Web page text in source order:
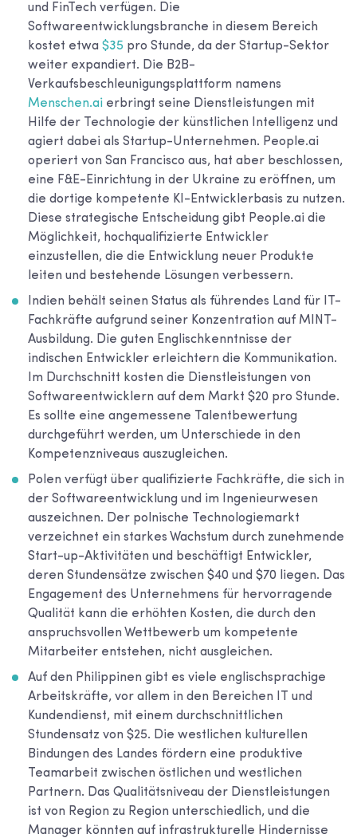
und FinTech verfügen. Die
Softwareentwicklungsbranche in diesem Bereich
kostet etwa $35 pro Stunde, da der Startup-Sektor
weiter expandiert. Die B2B-
Verkaufsbeschleunigungsplattform namens
Menschen.ai erbringt seine Dienstleistungen mit
Hilfe der Technologie der künstlichen Intelligenz und
agiert dabei als Startup-Unternehmen. People.ai
operiert von San Francisco aus, hat aber beschlossen,
eine F&E-Einrichtung in der Ukraine zu eröffnen, um
die dortige kompetente KI-Entwicklerbasis zu nutzen.
Diese strategische Entscheidung gibt People.ai die
Möglichkeit, hochqualifizierte Entwickler
einzustellen, die die Entwicklung neuer Produkte
leiten und bestehende Lösungen verbessern.
Indien behält seinen Status als führendes Land für IT-
Fachkräfte aufgrund seiner Konzentration auf MINT-
Ausbildung. Die guten Englischkenntnisse der
indischen Entwickler erleichtern die Kommunikation.
Im Durchschnitt kosten die Dienstleistungen von
Softwareentwicklern auf dem Markt $20 pro Stunde.
Es sollte eine angemessene Talentbewertung
durchgeführt werden, um Unterschiede in den
Kompetenzniveaus auszugleichen.
Polen verfügt über qualifizierte Fachkräfte, die sich in
der Softwareentwicklung und im Ingenieurwesen
auszeichnen. Der polnische Technologiemarkt
verzeichnet ein starkes Wachstum durch zunehmende
Start-up-Aktivitäten und beschäftigt Entwickler,
deren Stundensätze zwischen $40 und $70 liegen. Das
Engagement des Unternehmens für hervorragende
Qualität kann die erhöhten Kosten, die durch den
anspruchsvollen Wettbewerb um kompetente
Mitarbeiter entstehen, nicht ausgleichen.
Auf den Philippinen gibt es viele englischsprachige
Arbeitskräfte, vor allem in den Bereichen IT und
Kundendienst, mit einem durchschnittlichen
Stundensatz von $25. Die westlichen kulturellen
Bindungen des Landes fördern eine produktive
Teamarbeit zwischen östlichen und westlichen
Partnern. Das Qualitätsniveau der Dienstleistungen
ist von Region zu Region unterschiedlich, und die
Manager könnten auf infrastrukturelle Hindernisse